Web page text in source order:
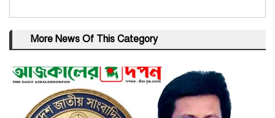
More News Of This Category